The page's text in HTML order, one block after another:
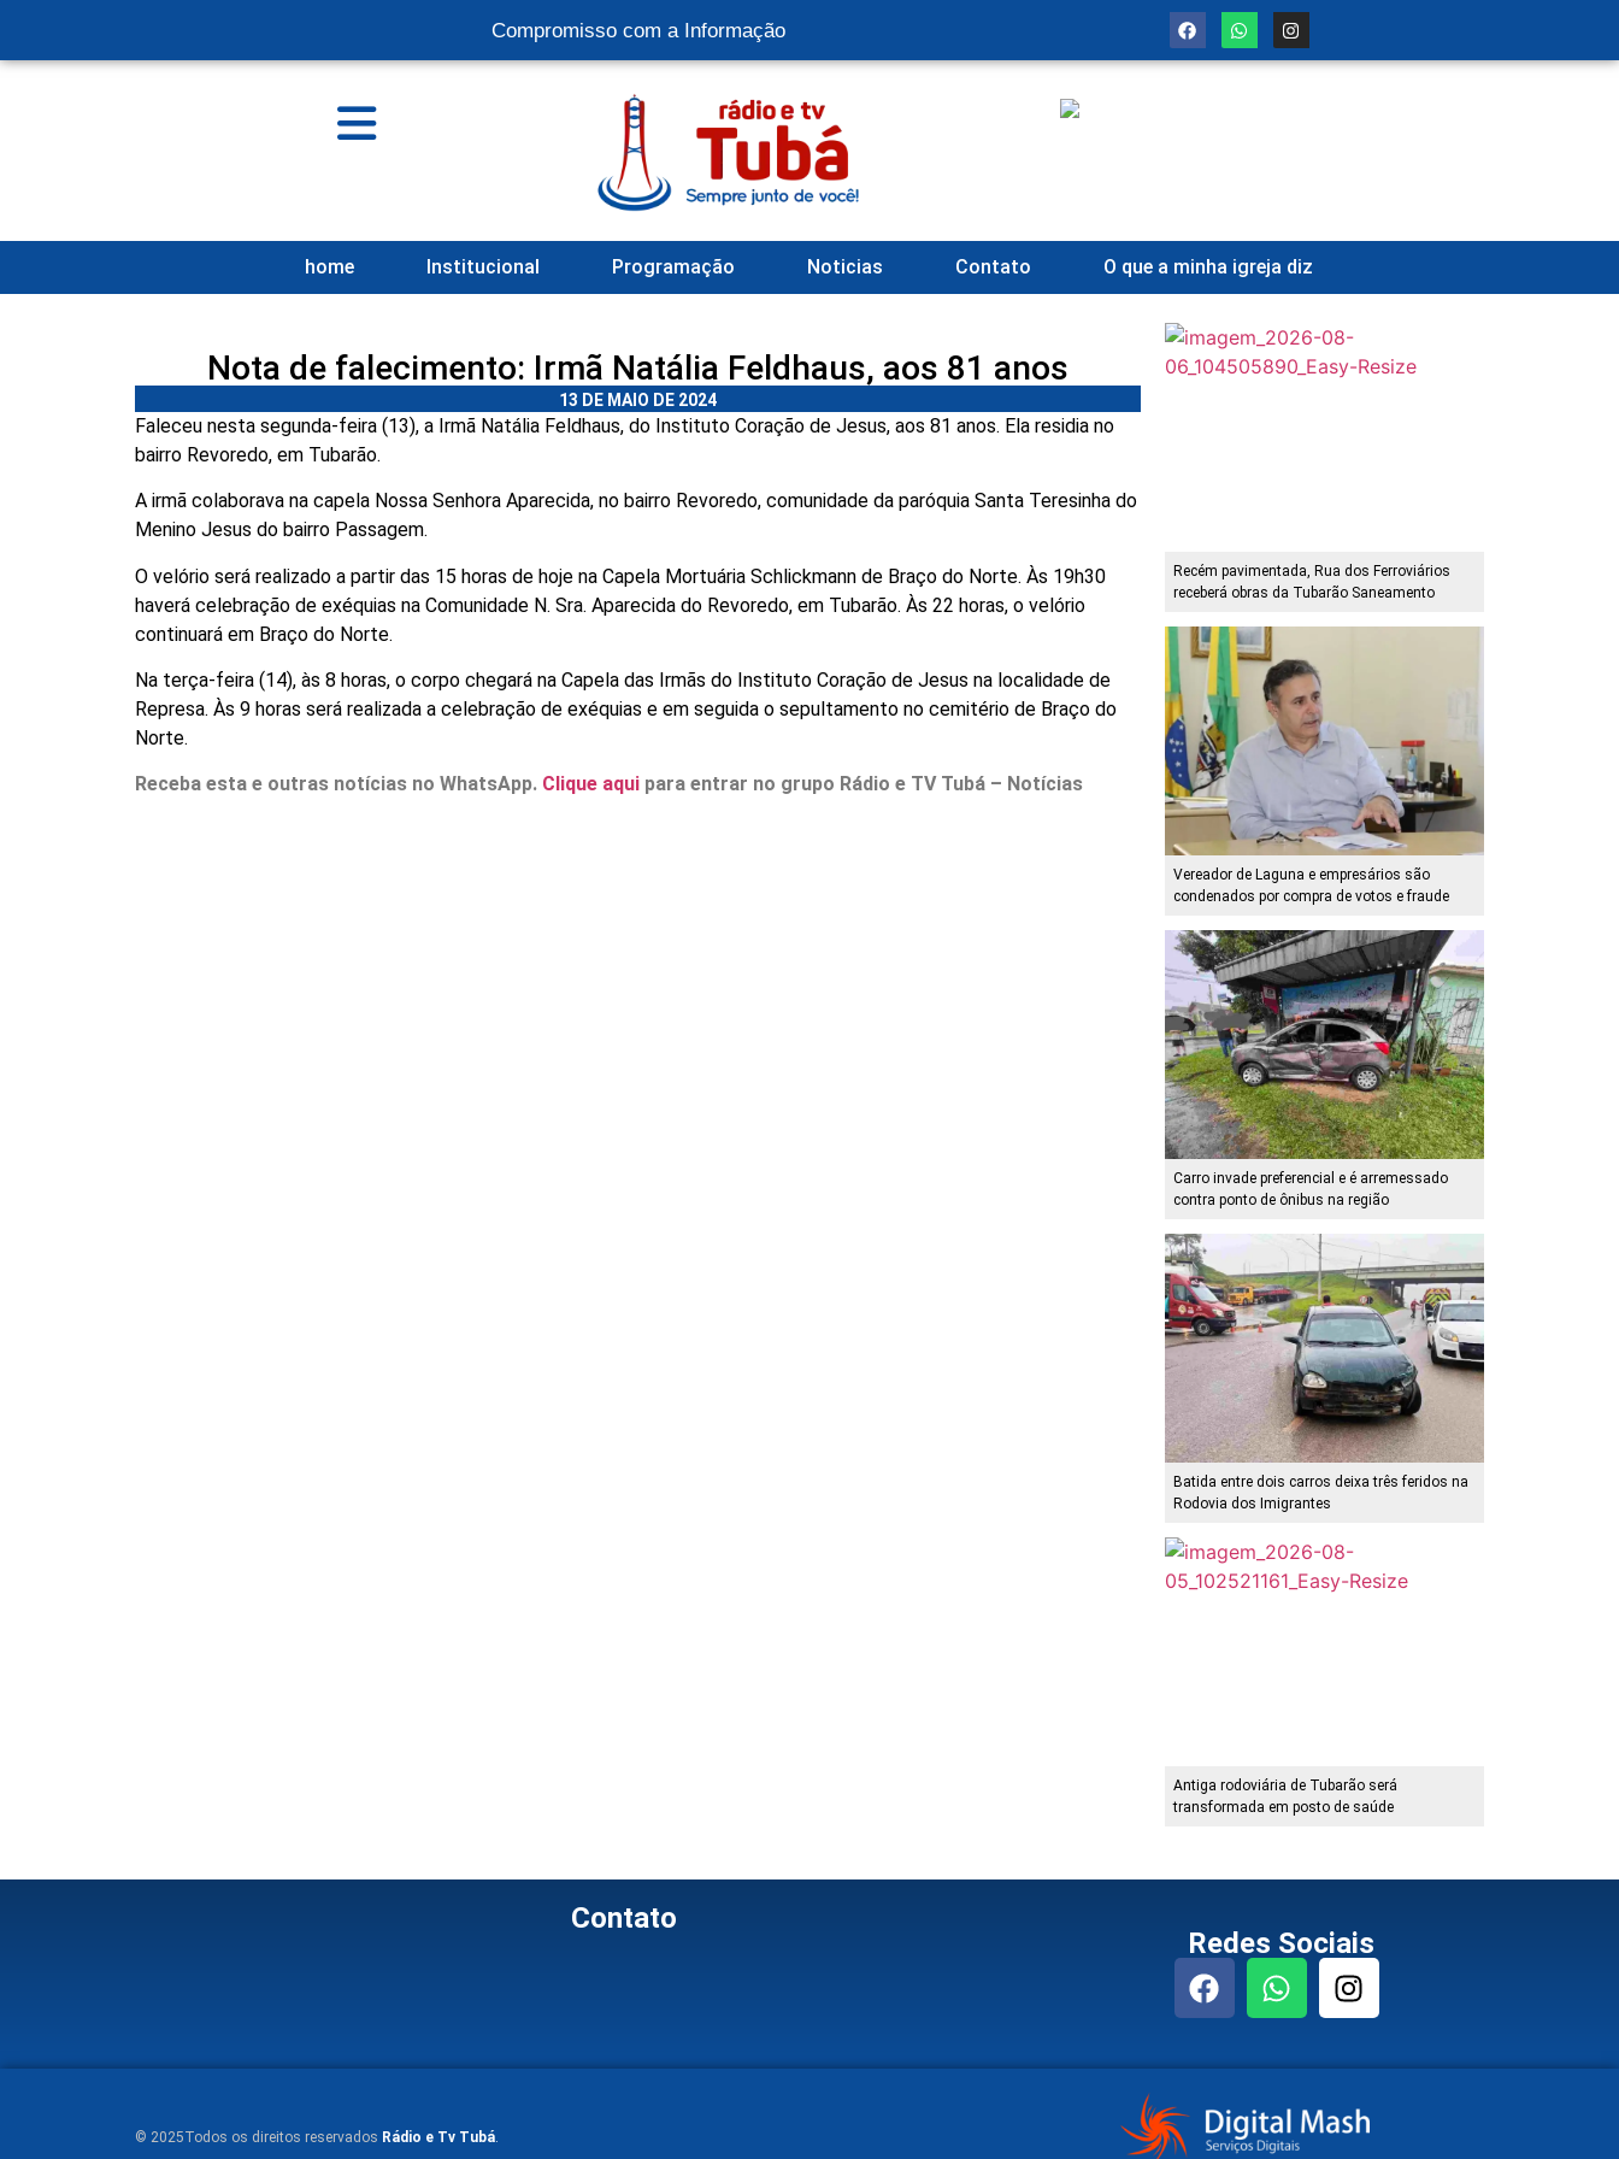
Compromisso com a Informação
home Institucional Programação Noticias Contato O que a minha igreja diz
Nota de falecimento: Irmã Natália Feldhaus, aos 81 anos
13 DE MAIO DE 2024
Faleceu nesta segunda-feira (13), a Irmã Natália Feldhaus, do Instituto Coração de Jesus, aos 81 anos. Ela residia no
bairro Revoredo, em Tubarão.
A irmã colaborava na capela Nossa Senhora Aparecida, no bairro Revoredo, comunidade da paróquia Santa Teresinha do
Menino Jesus do bairro Passagem.
O velório será realizado a partir das 15 horas de hoje na Capela Mortuária Schlickmann de Braço do Norte. Às 19h30
haverá celebração de exéquias na Comunidade N. Sra. Aparecida do Revoredo, em Tubarão. Às 22 horas, o velório
continuará em Braço do Norte.
Na terça-feira (14), às 8 horas, o corpo chegará na Capela das Irmãs do Instituto Coração de Jesus na localidade de
Represa. Às 9 horas será realizada a celebração de exéquias e em seguida o sepultamento no cemitério de Braço do
Norte.
Receba esta e outras notícias no WhatsApp. Clique aqui para entrar no grupo Rádio e TV Tubá – Notícias
Recém pavimentada, Rua dos Ferroviários
receberá obras da Tubarão Saneamento
Vereador de Laguna e empresários são
condenados por compra de votos e fraude
Carro invade preferencial e é arremessado
contra ponto de ônibus na região
Batida entre dois carros deixa três feridos na
Rodovia dos Imigrantes
Antiga rodoviária de Tubarão será
transformada em posto de saúde
Contato
Redes Sociais
© 2025Todos os direitos reservados Rádio e Tv Tubá.